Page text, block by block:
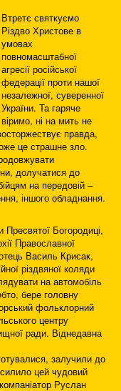
Втретє святкуємо
Різдво Христове в
умовах
повномасштабної
агресії російської
федерації проти нашої
незалежної, суверенної
України. Та гаряче
віримо, ні на мить не
правда,
це страшне зло.
долучатися до
на передовій –
іншого обладнання.
Богородиці,
Православної
Василь Крисак,
різдвяної коляди
на автомобіль
бере головну
фольклорний
центру
ради. Віднедавна
залучили до
цей чудовий
Руслан